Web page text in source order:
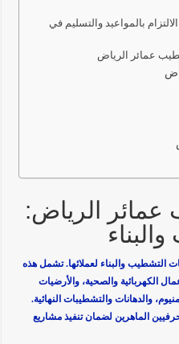
بالمواعيد والتسليم في
عمائر الرياض:
التشطيب والبناء لعملائها. تشمل هذه
الكهربائية والصحية، والأرضيات
والدهانات والتشطيبات النهائية.
الماهرين لضمان تنفيذ مشاريع